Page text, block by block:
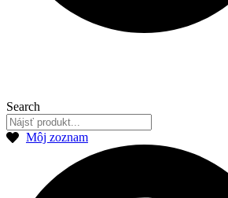
Search
Môj zoznam